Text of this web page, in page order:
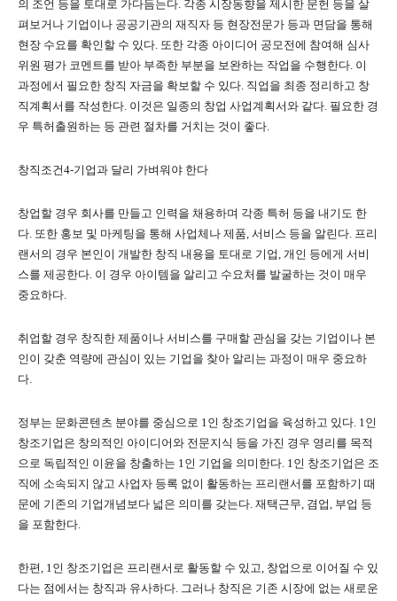
의 조언 등을 토대로 가다듬는다. 각종 시장동향을 제시한 문헌 등을 살
펴보거나 기업이나 공공기관의 재직자 등 현장전문가 등과 면담을 통해
현장 수요를 확인할 수 있다. 또한 각종 아이디어 공모전에 참여해 심사
위원 평가 코멘트를 받아 부족한 부분을 보완하는 작업을 수행한다. 이
과정에서 필요한 창직 자금을 확보할 수 있다. 직업을 최종 정리하고 창
직계획서를 작성한다. 이것은 일종의 창업 사업계획서와 같다. 필요한 경
우 특허출원하는 등 관련 절차를 거치는 것이 좋다.
창직조건4-기업과 달리 가벼워야 한다
창업할 경우 회사를 만들고 인력을 채용하며 각종 특허 등을 내기도 한
다. 또한 홍보 및 마케팅을 통해 사업체나 제품, 서비스 등을 알린다. 프리
랜서의 경우 본인이 개발한 창직 내용을 토대로 기업, 개인 등에게 서비
스를 제공한다. 이 경우 아이템을 알리고 수요처를 발굴하는 것이 매우
중요하다.
취업할 경우 창직한 제품이나 서비스를 구매할 관심을 갖는 기업이나 본
인이 갖춘 역량에 관심이 있는 기업을 찾아 알리는 과정이 매우 중요하
다.
정부는 문화콘텐츠 분야를 중심으로 1인 창조기업을 육성하고 있다. 1인
창조기업은 창의적인 아이디어와 전문지식 등을 가진 경우 영리를 목적
으로 독립적인 이윤을 창출하는 1인 기업을 의미한다. 1인 창조기업은 조
직에 소속되지 않고 사업자 등록 없이 활동하는 프리랜서를 포함하기 때
문에 기존의 기업개념보다 넓은 의미를 갖는다. 재택근무, 겸업, 부업 등
을 포함한다.
한편, 1인 창조기업은 프리랜서로 활동할 수 있고, 창업으로 이어질 수 있
다는 점에서는 창직과 유사하다. 그러나 창직은 기존 시장에 없는 새로운